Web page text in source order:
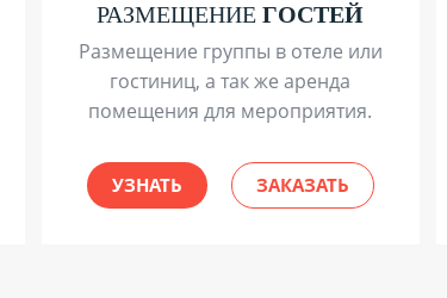
РАЗМЕЩЕНИЕГОСТЕЙ
Размещение группы в отеле или
гостиниц, а так же аренда
помещения для мероприятия.
УЗНАТЬ ЗАКАЗАТЬ